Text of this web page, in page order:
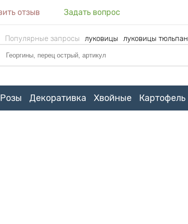
отзыв Задать вопрос
Популярные запросы луковицы луковицы тюльпан
Розы Декоративка Хвойные Картофель